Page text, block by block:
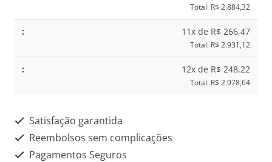
Total: R$ 2.884,32
11x de R$ 266,47
Total: R$ 2.931,12
12x de R$ 248,22
Total: R$ 2.978,64
Satisfação garantida
Reembolsos sem complicações
Pagamentos Seguros